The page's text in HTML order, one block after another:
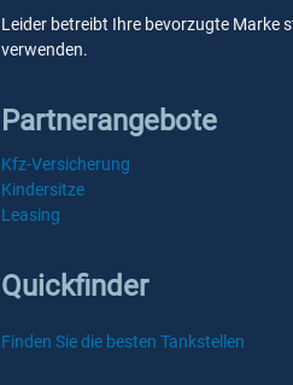
Leider betreibt Ihre bevorzugte Marke
verwenden.
Partnerangebote
Kfz-Versicherung
Kindersitze
Leasing
Quickfinder
Finden Sie die besten Tankstellen